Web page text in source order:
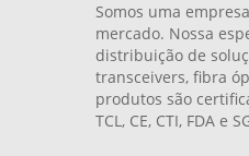
Somos uma
mercado. Nossa
distribuição de
transceivers, fibra
produtos são
TCL, CE, CTI, FDA e